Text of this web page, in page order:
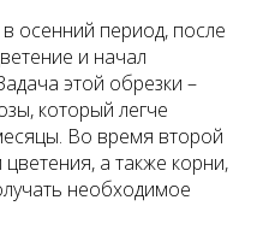
осенний период, после
и начал
этой обрезки –
который легче
Во время второй
а также корни,
необходимое